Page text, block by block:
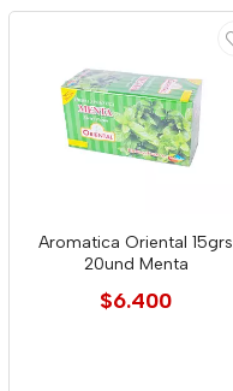
Aromatica Oriental 15grs
20und Menta
$6.400